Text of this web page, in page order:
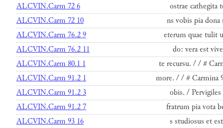
ALCVIN.Carm 72 6
ostrae cathegita
ALCVIN.Carm 72 10
ns vobis pia
ALCVIN.Carm 76.2 9
eterum quae tulit
ALCVIN.Carm 76.2 11
do: vera est
ALCVIN.Carm 80.1 1
te recursu. / / #
ALCVIN.Carm 91.2 1
more. / / # Carmina
ALCVIN.Carm 91.2 3
obis. /
ALCVIN.Carm 91.2 7
fratrum pia vota
ALCVIN.Carm 93 16
s studiosus et